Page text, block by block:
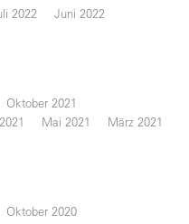
2022
Juni 2022
Oktober 2021
Mai 2021
März 2021
Oktober 2020